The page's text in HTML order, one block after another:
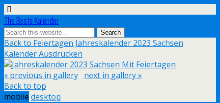
The Beste Kalender
Back to Feiertagen Jahreskalender 2023 Sachsen
Kalender Ausdrucken
« previous in gallery next in gallery »
Back to top
mobile desktop